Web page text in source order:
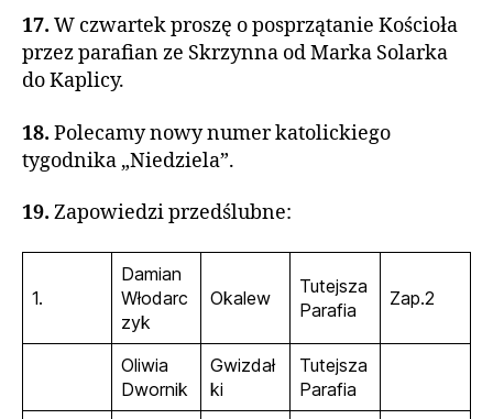
17. W czwartek proszę o posprzątanie Kościoła
przez parafian ze Skrzynna od Marka Solarka
do Kaplicy.
18. Polecamy nowy numer katolickiego
tygodnika „Niedziela”.
19. Zapowiedzi przedślubne:
1.
Damian
Włodarc
zyk
Okalew
Tutejsza
Parafia
Zap.2
Oliwia
Dwornik
Gwizdał
ki
Tutejsza
Parafia